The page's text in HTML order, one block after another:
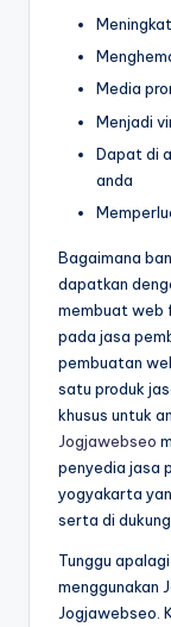
Media
Menjadi
Dapat di
anda
Bagaimana
dapatkan
membuat web
pada jasa
pembuatan
satu produk
khusus untuk
Jogjawebseo
penyedia jasa
yogyakarta
serta di
Tunggu
menggunakan
Jogjawebseo.